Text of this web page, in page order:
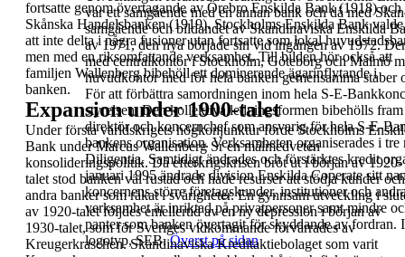
var ettsamgående med en annan bank och då med
samgåendeoch bildandet avSkandinaviska Enskilda
av 1971, den nyabörjade sin vid ingången av1972.
med centralkontor i Stockholm, Göteborg och Malmö
huvudkontor med för hela banken gemensamma staber
För att förbättra samordningen inom hela S-E-
styrelsen. Den kollektiva ledningsformen bibehölls
direktör ochkoncernchef som ansvarig för hela S-E-
bankens organisation.Verksamheten organiserades i
Diligentia. Samtidigt ändradesoch förstärktes kredit
januari 1995 ändrade division Enskilda Coperate sitt
koncernens större företagskunder, institutioner och
verksamhet är inriktad på privatpersoner samt mindre
panter som banken övertagit för skyddande av fordran.
logotyp, SEB.Överst på sidan
fortsatte genomövertagande avÖrebro Enskilda Bank(1918) och
Skånska Handelsbanken(1919). Stockholms Enskilda Bank valde
att inte delta inågra fusioner utan fortsatte som lokal
men med en riksomfattandeverksamhet. Till bilden hör också att
familjen Wallenberg bibehöll ett dominerandeägarinflytande i
banken.
Expansion under 1900-talet
Under första världskrigets högkonjunktur fördeStockholms
Bank under MarcusWallenberg Sr en målmedveten
konsolideringspolitik. Då efterkrigskrisen bröt ut ibörjan av 1920-
talet stod banken väl rustad ochhade resurser att stödja kunder och
andra bankersom råkat i svårigheter. En gynnsam utveckling i
av 1920-talet följdes emellertid av en nydepression i början av
1930-talet, som för Sverigesvidkommande förvärrades av
Kreugerkraschen.Skandinaviska Kreditaktiebolaget som varit